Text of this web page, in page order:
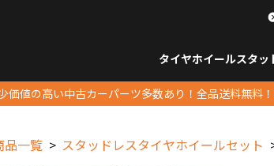
タイヤホイールスタッ
価値の高い中古カーパーツ多数あり！全品送料無料！
品一覧 スタッドレスタイヤホイールセット